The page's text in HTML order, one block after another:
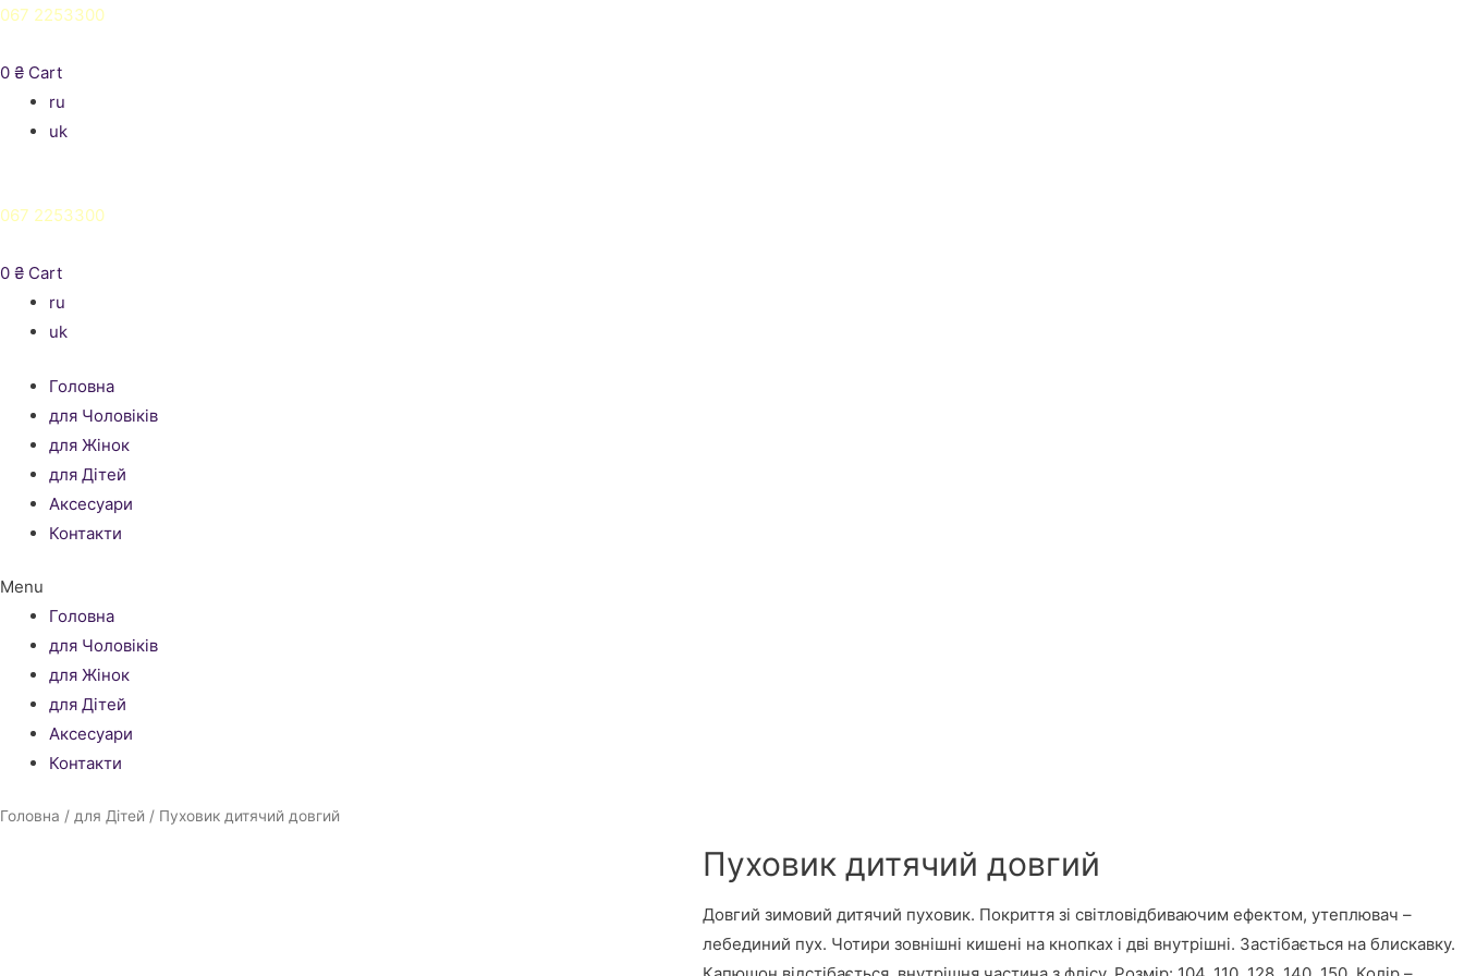
067 2253300
0 ₴ Cart
ru
uk
067 2253300
0 ₴ Cart
ru
uk
Головна
для Чоловіків
для Жінок
для Дітей
Аксесуари
Контакти
Menu
Головна
для Чоловіків
для Жінок
для Дітей
Аксесуари
Контакти
Головна / для Дітей / Пуховик дитячий довгий
Пуховик дитячий довгий
Довгий зимовий дитячий пуховик. Покриття зі світловідбиваючим ефектом, утеплювач –
лебединий пух. Чотири зовнішні кишені на кнопках і дві внутрішні. Застібається на блискавку.